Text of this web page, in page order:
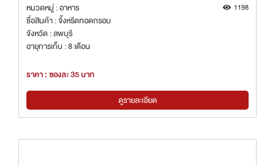
หมวดหมู่ : อาหาร 1198
ชื่อสินค้า : จิ้งหรีดทอดกรอบ
จังหวัด : ลพบุรี
อายุการเก็บ : 8 เดือน
ราคา : ซองละ 35 บาท
ดูรายละเอียด